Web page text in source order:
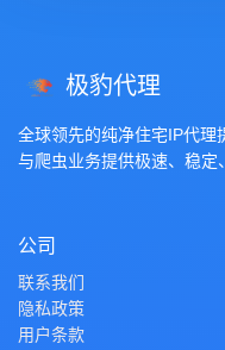
极豹代理
全球领先的纯净住宅IP代理
与爬虫业务提供极速、稳定
公司
联系我们
隐私政策
用户条款